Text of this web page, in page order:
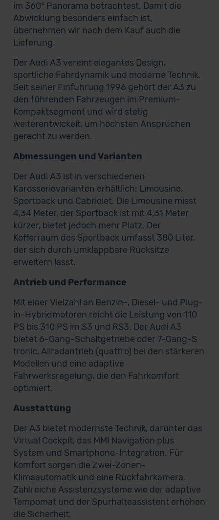
im 360° Panorama betrachtest. Damit die
Abwicklung besonders einfach ist,
übernehmen wir nach dem Kauf auch die
Lieferung.
Der Audi A3 vereint elegantes Design,
sportliche Fahrdynamik und moderne Technik.
Seit seiner Einführung 1996 gehört der A3 zu
den führenden Fahrzeugen im Premium-
Kompaktsegment und wird stetig
weiterentwickelt, um höchsten Ansprüchen
gerecht zu werden.
Abmessungen und Varianten
Der Audi A3 ist in verschiedenen
Karosserievarianten erhältlich: Limousine,
Sportback und Cabriolet. Die Limousine misst
4,34 Meter, der Sportback ist mit 4,31 Meter
kürzer, bietet jedoch mehr Platz. Der
Kofferraum des Sportback umfasst 380 Liter,
der sich durch umklappbare Rücksitze
erweitern lässt.
Antrieb und Performance
Mit einer Vielzahl an Benzin-, Diesel- und Plug-
in-Hybridmotoren reicht die Leistung von 110
PS bis 310 PS im S3 und RS3. Der Audi A3
bietet 6-Gang-Schaltgetriebe oder 7-Gang-S
tronic, Allradantrieb (quattro) bei den stärkeren
Modellen und eine adaptive
Fahrwerksregelung, die den Fahrkomfort
optimiert.
Ausstattung
Der A3 bietet modernste Technik, darunter das
Virtual Cockpit, das MMI Navigation plus
System und Smartphone-Integration. Für
Komfort sorgen die Zwei-Zonen-
Klimaautomatik und eine Rückfahrkamera.
Zahlreiche Assistenzsysteme wie der adaptive
Tempomat und der Spurhalteassistent erhöhen
die Sicherheit.